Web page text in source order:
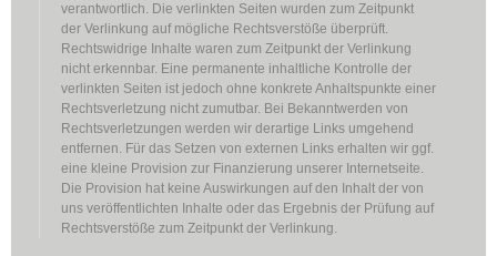
verantwortlich. Die verlinkten Seiten wurden zum Zeitpunkt
der Verlinkung auf mögliche Rechtsverstöße überprüft.
Rechtswidrige Inhalte waren zum Zeitpunkt der Verlinkung
nicht erkennbar. Eine permanente inhaltliche Kontrolle der
verlinkten Seiten ist jedoch ohne konkrete Anhaltspunkte einer
Rechtsverletzung nicht zumutbar. Bei Bekanntwerden von
Rechtsverletzungen werden wir derartige Links umgehend
entfernen. Für das Setzen von externen Links erhalten wir ggf.
eine kleine Provision zur Finanzierung unserer Internetseite.
Die Provision hat keine Auswirkungen auf den Inhalt der von
uns veröffentlichten Inhalte oder das Ergebnis der Prüfung auf
Rechtsverstöße zum Zeitpunkt der Verlinkung.